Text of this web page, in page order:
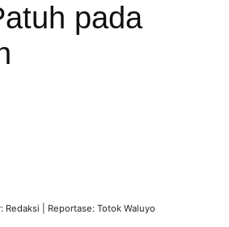
pada
Redaksi | Reportase: Totok Waluyo